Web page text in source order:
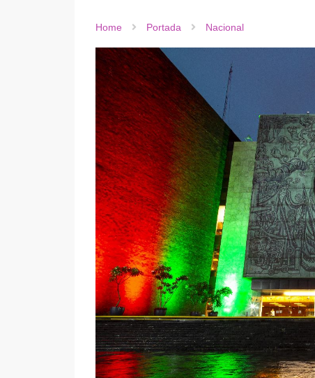
Home Portada Nacional